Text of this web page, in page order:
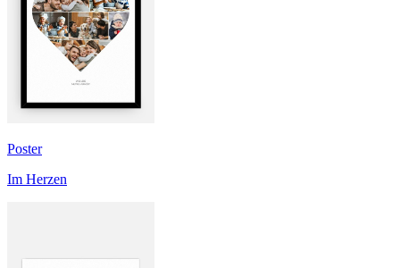
Poster
Im Herzen